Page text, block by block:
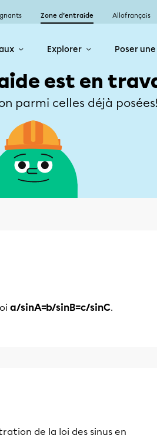
Zone d’entraide Allofrançais
Explorer Poser
est en
parmi celles déjà posées!
a/sinA=b/sinB=c/sinC.
de la loi des sinus en